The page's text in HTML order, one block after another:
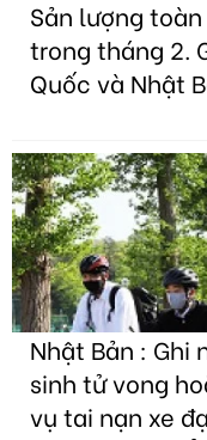
Sản lượng
trong tháng 2.
Quốc và Nhật
Nhật Bản : Ghi
sinh tử vong
vụ tai nạn xe